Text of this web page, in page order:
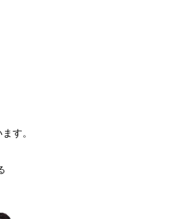
す。